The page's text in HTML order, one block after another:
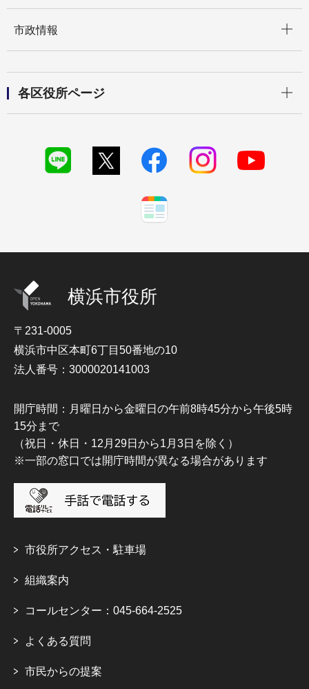
市政情報
各区役所ページ
横浜市役所
〒231-0005
横浜市中区本町6丁目50番地の10
法人番号：3000020141003
開庁時間：月曜日から金曜日の午前8時45分から午後5時
15分まで
（祝日・休日・12月29日から1月3日を除く）
※一部の窓口では開庁時間が異なる場合があります
市役所アクセス・駐車場
組織案内
コールセンター：045-664-2525
よくある質問
市民からの提案